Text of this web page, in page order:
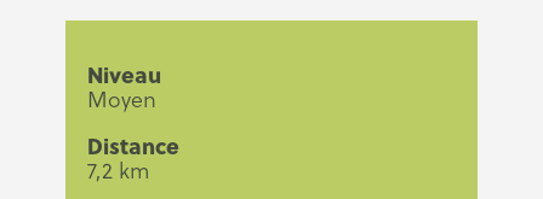
Niveau
Moyen
Distance
7,2 km